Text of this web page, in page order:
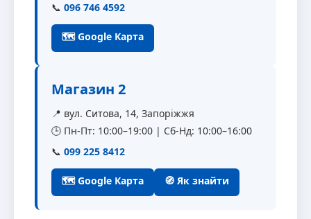
📞 096 746 4592
🗺 Google Карта
Магазин 2
📍 вул. Ситова, 14, Запоріжжя
🕒 Пн-Пт: 10:00–19:00 | Сб-Нд: 10:00–16:00
📞 099 225 8412
🗺 Google Карта 🧭 Як знайти